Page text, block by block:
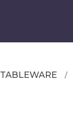
TABLEWARE